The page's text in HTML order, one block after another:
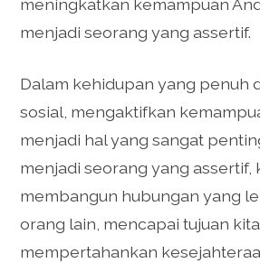
meningkatkan kemampuan
menjadi seorang yang assertif.
Dalam kehidupan yang penuh
sosial, mengaktifkan
menjadi hal yang sangat
menjadi seorang yang assertif,
membangun hubungan yang
orang lain, mencapai tujuan
mempertahankan